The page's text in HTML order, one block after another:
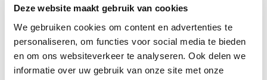
Deze website maakt gebruik van cookies
We gebruiken cookies om content en advertenties te
personaliseren, om functies voor social media te bieden
en om ons websiteverkeer te analyseren. Ook delen we
informatie over uw gebruik van onze site met onze
E-mailadres*